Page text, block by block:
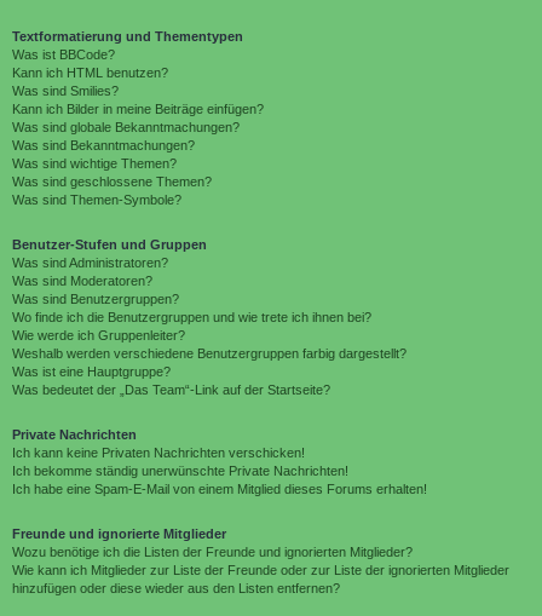
Textformatierung und Thementypen
Was ist BBCode?
Kann ich HTML benutzen?
Was sind Smilies?
Kann ich Bilder in meine Beiträge einfügen?
Was sind globale Bekanntmachungen?
Was sind Bekanntmachungen?
Was sind wichtige Themen?
Was sind geschlossene Themen?
Was sind Themen-Symbole?
Benutzer-Stufen und Gruppen
Was sind Administratoren?
Was sind Moderatoren?
Was sind Benutzergruppen?
Wo finde ich die Benutzergruppen und wie trete ich ihnen bei?
Wie werde ich Gruppenleiter?
Weshalb werden verschiedene Benutzergruppen farbig dargestellt?
Was ist eine Hauptgruppe?
Was bedeutet der „Das Team“-Link auf der Startseite?
Private Nachrichten
Ich kann keine Privaten Nachrichten verschicken!
Ich bekomme ständig unerwünschte Private Nachrichten!
Ich habe eine Spam-E-Mail von einem Mitglied dieses Forums erhalten!
Freunde und ignorierte Mitglieder
Wozu benötige ich die Listen der Freunde und ignorierten Mitglieder?
Wie kann ich Mitglieder zur Liste der Freunde oder zur Liste der ignorierten Mitglieder
hinzufügen oder diese wieder aus den Listen entfernen?